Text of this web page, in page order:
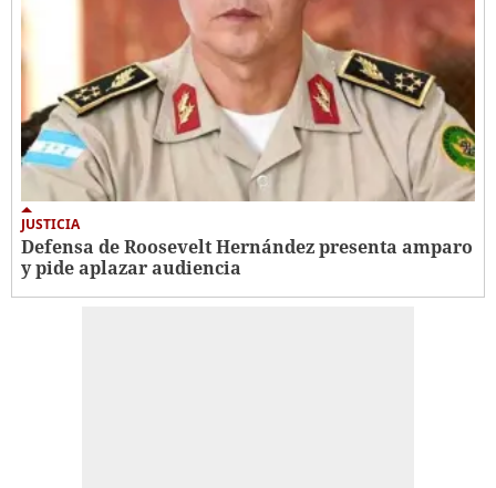
JUSTICIA
Defensa de Roosevelt Hernández presenta amparo
y pide aplazar audiencia